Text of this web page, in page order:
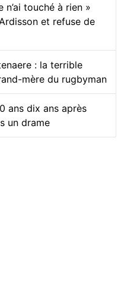
touché à rien »
et refuse de
: la terrible
mère du rugbyman
ans dix ans après
un drame